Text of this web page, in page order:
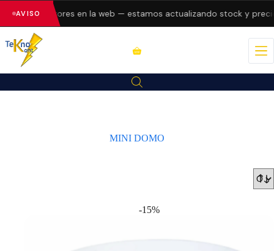
AVISOerrores en la web — estamos actualizando stock y
MINI DOMO
-15%